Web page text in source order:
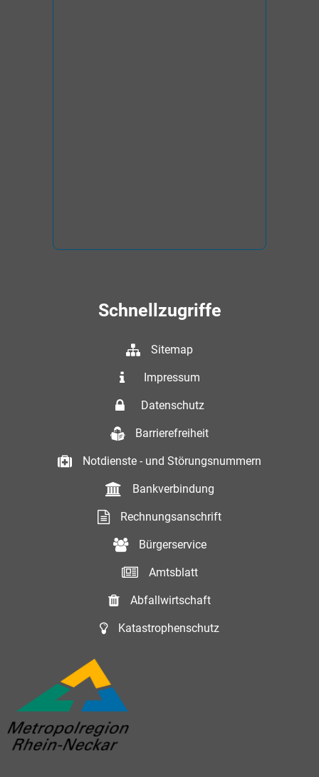
Schnellzugriffe
Sitemap
Impressum
Datenschutz
Barrierefreiheit
Notdienste - und Störungsnummern
Bankverbindung
Rechnungsanschrift
Bürgerservice
Amtsblatt
Abfallwirtschaft
Katastrophenschutz